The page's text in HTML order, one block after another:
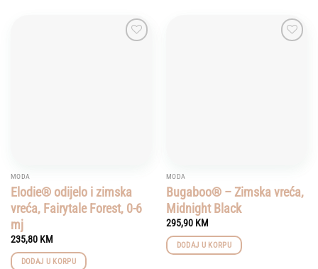
MODA
Elodie® odijelo i zimska
vreća, Fairytale Forest, 0-6
mj
235,80 KM
DODAJ U KORPU
MODA
Bugaboo® – Zimska vreća,
Midnight Black
295,90 KM
DODAJ U KORPU